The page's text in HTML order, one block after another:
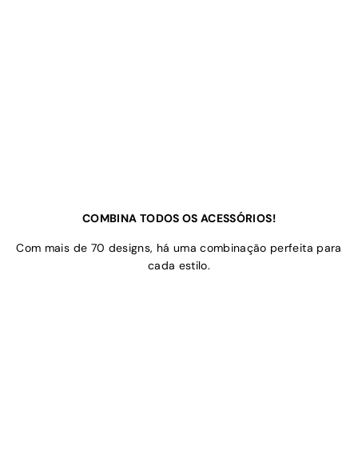
COMBINA TODOS OS ACESSÓRIOS!
Com mais de 70 designs, há uma combinação perfeita para
cada estilo.